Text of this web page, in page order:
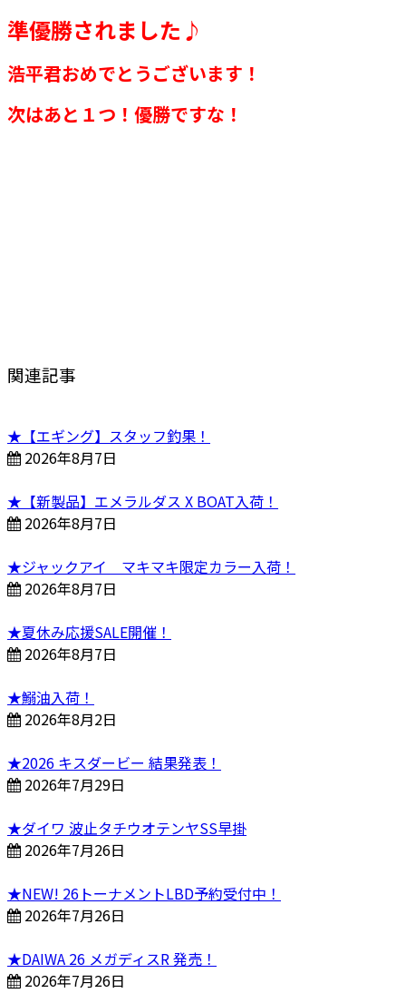
準優勝されました♪
浩平君おめでとうございます！
次はあと１つ！優勝ですな！
関連記事
★【エギング】スタッフ釣果！
2026年8月7日
★【新製品】エメラルダス X BOAT入荷！
2026年8月7日
★ジャックアイ マキマキ限定カラー入荷！
2026年8月7日
★夏休み応援SALE開催！
2026年8月7日
★鰯油入荷！
2026年8月2日
★2026 キスダービー 結果発表！
2026年7月29日
★ダイワ 波止タチウオテンヤSS早掛
2026年7月26日
★NEW! 26トーナメントLBD予約受付中！
2026年7月26日
★DAIWA 26 メガディスR 発売！
2026年7月26日